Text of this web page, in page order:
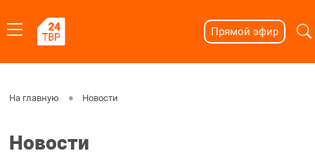
Прямой эфир
На главную Новости
Новости